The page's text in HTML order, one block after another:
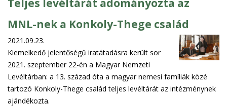
Teljes levéltárát adományozta az
MNL-nek a Konkoly-Thege család
2021.09.23.
Kiemelkedő jelentőségű iratátadásra került sor
2021. szeptember 22-én a Magyar Nemzeti
Levéltárban: a 13. század óta a magyar nemesi famíliák közé
tartozó Konkoly-Thege család teljes levéltárát az intézménynek
ajándékozta.